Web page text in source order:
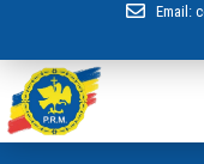
Email: